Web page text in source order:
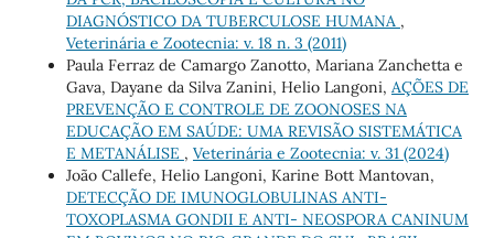
DIAGNÓSTICO DA TUBERCULOSE HUMANA ,
Veterinária e Zootecnia: v. 18 n. 3 (2011)
Paula Ferraz de Camargo Zanotto, Mariana Zanchetta e
Gava, Dayane da Silva Zanini, Helio Langoni, AÇÕES DE
PREVENÇÃO E CONTROLE DE ZOONOSES NA
EDUCAÇÃO EM SAÚDE: UMA REVISÃO SISTEMÁTICA
E METANÁLISE , Veterinária e Zootecnia: v. 31 (2024)
João Callefe, Helio Langoni, Karine Bott Mantovan,
DETECÇÃO DE IMUNOGLOBULINAS ANTI-
TOXOPLASMA GONDII E ANTI- NEOSPORA CANINUM